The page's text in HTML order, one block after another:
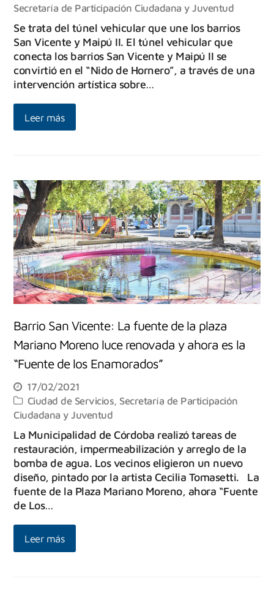
Secretaría de Participación Ciudadana y Juventud
Se trata del túnel vehicular que une los barrios
San Vicente y Maipú II. El túnel vehicular que
conecta los barrios San Vicente y Maipú II se
convirtió en el “Nido de Hornero”, a través de una
intervención artística sobre…
Leer más
Barrio San Vicente: La fuente de la plaza
Mariano Moreno luce renovada y ahora es la
“Fuente de los Enamorados”
17/02/2021
Ciudad de Servicios, Secretaría de Participación
Ciudadana y Juventud
La Municipalidad de Córdoba realizó tareas de
restauración, impermeabilización y arreglo de la
bomba de agua. Los vecinos eligieron un nuevo
diseño, pintado por la artista Cecilia Tomasetti. La
fuente de la Plaza Mariano Moreno, ahora “Fuente
de Los…
Leer más